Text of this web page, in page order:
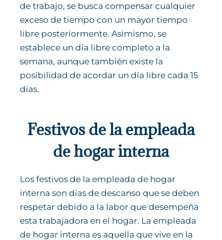
de trabajo, se busca compensar cualquier
exceso de tiempo con un mayor tiempo
libre posteriormente. Asimismo, se
establece un día libre completo a la
semana, aunque también existe la
posibilidad de acordar un día libre cada 15
días.
Festivos de la empleada
de hogar interna
Los festivos de la empleada de hogar
interna son días de descanso que se deben
respetar debido a la labor que desempeña
esta trabajadora en el hogar. La empleada
de hogar interna es aquella que vive en la